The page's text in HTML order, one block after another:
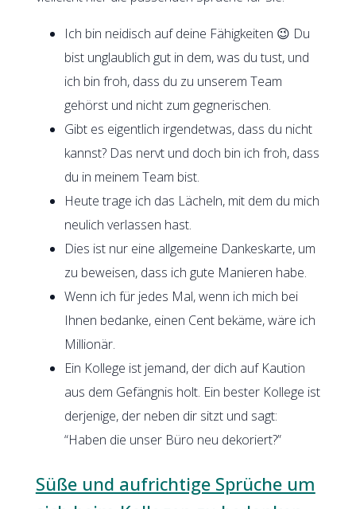
Ich bin neidisch auf deine Fähigkeiten 😉 Du
bist unglaublich gut in dem, was du tust, und
ich bin froh, dass du zu unserem Team
gehörst und nicht zum gegnerischen.
Gibt es eigentlich irgendetwas, dass du nicht
kannst? Das nervt und doch bin ich froh, dass
du in meinem Team bist.
Heute trage ich das Lächeln, mit dem du mich
neulich verlassen hast.
Dies ist nur eine allgemeine Dankeskarte, um
zu beweisen, dass ich gute Manieren habe.
Wenn ich für jedes Mal, wenn ich mich bei
Ihnen bedanke, einen Cent bekäme, wäre ich
Millionär.
Ein Kollege ist jemand, der dich auf Kaution
aus dem Gefängnis holt. Ein bester Kollege ist
derjenige, der neben dir sitzt und sagt:
“Haben die unser Büro neu dekoriert?”
Süße und aufrichtige Sprüche um